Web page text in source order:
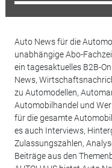
Auto News für die
unabhängige Abo-
ein tagesaktuelles B2B-
News,
zu Automodellen,
Automobilhandel und
für die gesamte
es auch Interviews,
Zulassungszahlen,
Beiträge aus den